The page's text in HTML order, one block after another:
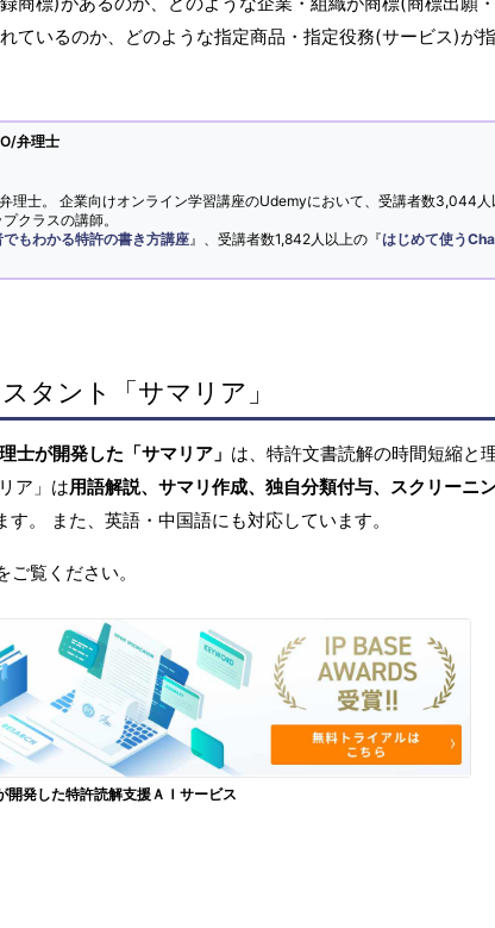
ているのか、どのような指定商品・指定役務(サービス)が
弁理士
理士。 企業向けオンライン学習講座のUdemyにおいて、受講者数3,044人
クラスの講師。
でもわかる特許の書き方講座 』、受講者数1,842人以上の『はじめて使う
タント「サマリア」
士が開発した「サマリア」 は、特許文書読解の時間短縮と
ア」は用語解説、サマリ作成、独自分類付与、スクリーニ
。 また、英語・中国語にも対応しています。
覧ください。
開発した特許読解支援ＡＩサービス